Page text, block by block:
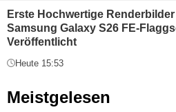
Erste Hochwertige
Samsung Galaxy S26 FE-
Veröffentlicht
Heute 15:53
Meistgelesen